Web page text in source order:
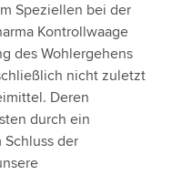
Speziellen bei der
Kontrollwaage
des Wohlergehens
nicht zuletzt
Deren
durch ein
der